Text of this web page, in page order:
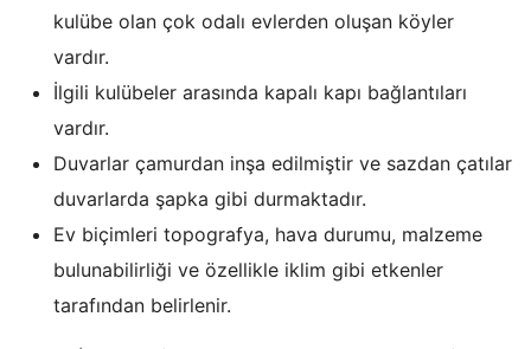
kulübe olan çok odalı evlerden oluşan köyler
vardır.
İlgili kulübeler arasında kapalı kapı bağlantıları
vardır.
Duvarlar çamurdan inşa edilmiştir ve sazdan çatılar
duvarlarda şapka gibi durmaktadır.
Ev biçimleri topografya, hava durumu, malzeme
bulunabilirliği ve özellikle iklim gibi etkenler
tarafından belirlenir.